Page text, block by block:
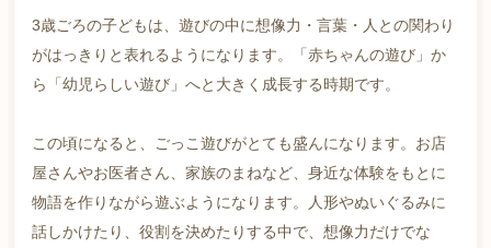
3歳ごろの子どもは、遊びの中に想像力・言葉・人との関わり
がはっきりと表れるようになります。「赤ちゃんの遊び」か
ら「幼児らしい遊び」へと大きく成長する時期です。
この頃になると、ごっこ遊びがとても盛んになります。お店
屋さんやお医者さん、家族のまねなど、身近な体験をもとに
物語を作りながら遊ぶようになります。人形やぬいぐるみに
話しかけたり、役割を決めたりする中で、想像力だけでな